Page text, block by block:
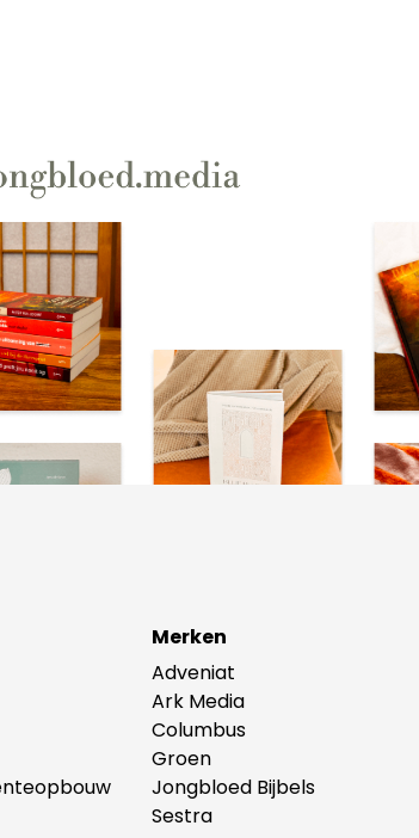
Merken
Adveniat
Ark Media
Columbus
Groen
Jongbloed Bijbels
Sestra